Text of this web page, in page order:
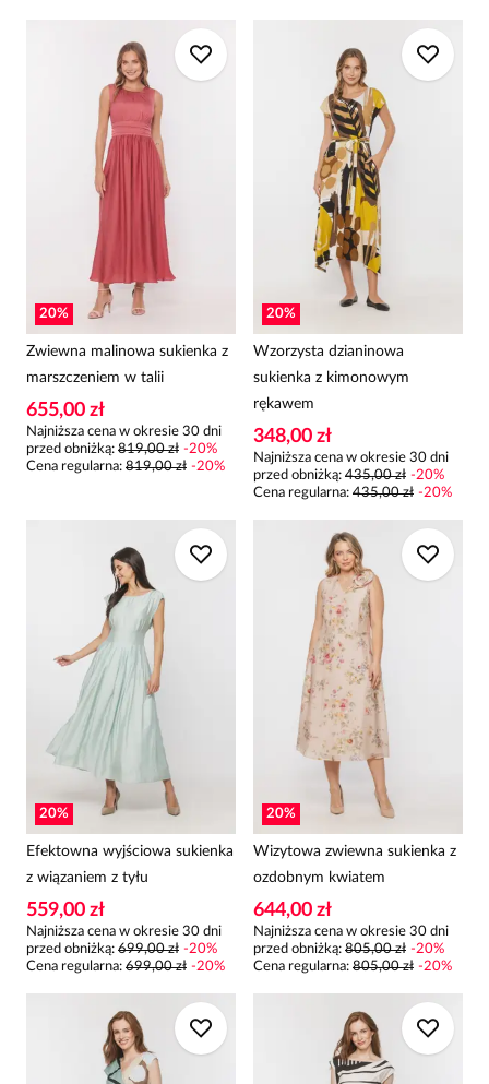
20%
Zwiewna malinowa sukienka z
marszczeniem w talii
655,00 zł
Najniższa cena w okresie 30 dni
przed obniżką: 819,00 zł -20%
Cena regularna: 819,00 zł -20%
20%
Wzorzysta dzianinowa
sukienka z kimonowym
rękawem
348,00 zł
Najniższa cena w okresie 30 dni
przed obniżką: 435,00 zł -20%
Cena regularna: 435,00 zł -20%
20%
Efektowna wyjściowa sukienka
z wiązaniem z tyłu
559,00 zł
Najniższa cena w okresie 30 dni
przed obniżką: 699,00 zł -20%
Cena regularna: 699,00 zł -20%
20%
Wizytowa zwiewna sukienka z
ozdobnym kwiatem
644,00 zł
Najniższa cena w okresie 30 dni
przed obniżką: 805,00 zł -20%
Cena regularna: 805,00 zł -20%